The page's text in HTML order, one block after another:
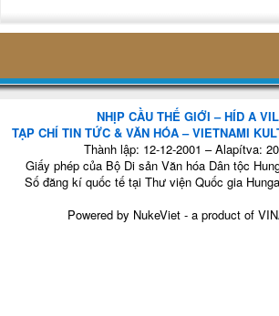
NHỊP CẦU THẾ GIỚI – HÍD A
TẠP CHÍ TIN TỨC & VĂN HÓA – VIETNAMI
Thành lập: 12-12-2001 – Alapítva:
Giấy phép của Bộ Di sản Văn hóa Dân tộc
Số đăng kí quốc tế tại Thư viện Quốc gia
Powered by NukeViet - a product of